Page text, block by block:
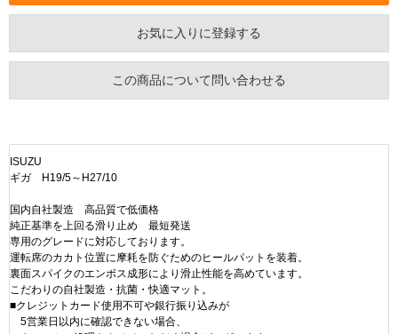
お気に入りに登録する
この商品について問い合わせる
ISUZU
ギガ H19/5～H27/10
国内自社製造 高品質で低価格
純正基準を上回る滑り止め 最短発送
専用のグレードに対応しております。
運転席のカカト位置に摩耗を防ぐためのヒールパットを装着。
裏面スパイクのエンボス成形により滑止性能を高めています。
こだわりの自社製造・抗菌・快適マット。
■クレジットカード使用不可や銀行振り込みが
5営業日以内に確認できない場合、